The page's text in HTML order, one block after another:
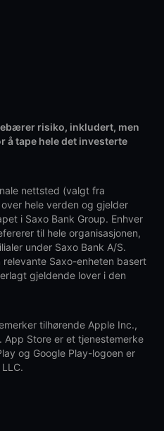
risiko, inkludert, men
å tape hele det investerte
nettsted (valgt fra
hele verden og gjelder
i Saxo Bank Group. Enhver
til hele organisasjonen,
under Saxo Bank A/S.
Saxo-enheten basert
gjeldende lover i den
tilhørende Apple Inc.,
App Store er et tjenestemerke
og Google Play-logoen er